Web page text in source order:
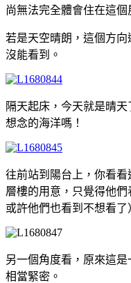
尚無法完全體會住在這個
若是天空晴朗，這個方
沒能看到。
隔天起床，今天就是晴
想念的海洋嗎！
往前站到陽台上，你看
層樓的用意，只覺得他們
或許他們也看到不想看了
另一個角度看，原來這
相當緊密。